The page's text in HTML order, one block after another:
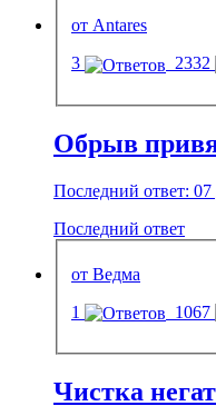
от Antares
3
2332
Обрыв
Последний ответ:
Последний ответ
от Ведма
1
1067
Чистка